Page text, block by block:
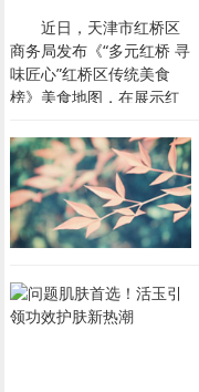
近日，天津市红桥区
商务局发布《“多元红桥 寻
味匠心”红桥区传统美食
榜》美食地图，在展示红
的同时，涵盖坐落在红桥
区的特色地标建筑和商业
体，综合多要素形成地
图，为广大消费者提供高
效、精准、多元化的引导